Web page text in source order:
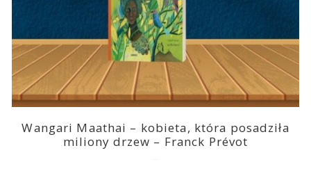
Wangari Maathai – kobieta, która posadziła
miliony drzew – Franck Prévot